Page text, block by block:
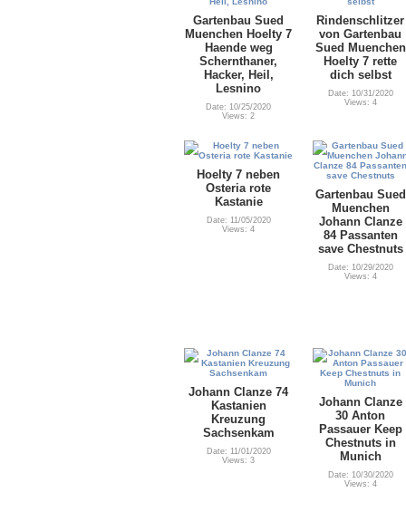
Gartenbau Sued
Muenchen Hoelty 7
Haende weg
Schernthaner,
Hacker, Heil,
Lesnino
Date: 10/25/2020
Views: 2
Rindenschlitzer
von Gartenbau
Sued Muenchen
Hoelty 7 rette
dich selbst
Date: 10/31/2020
Views: 4
Hoelty 7 neben
Osteria rote
Kastanie
Date: 11/05/2020
Views: 4
Gartenbau Sued
Muenchen
Johann Clanze
84 Passanten
save Chestnuts
Date: 10/29/2020
Views: 4
Johann Clanze 74
Kastanien
Kreuzung
Sachsenkam
Date: 11/01/2020
Views: 3
Johann Clanze
30 Anton
Passauer Keep
Chestnuts in
Munich
Date: 10/30/2020
Views: 4